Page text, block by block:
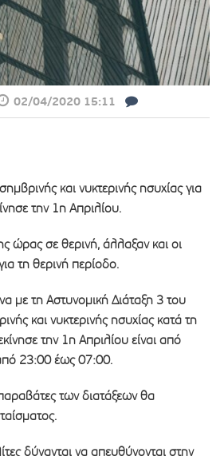
02/04/2020 15:11
και νυκτερινής ησυχίας για
την 1η Απριλίου.
ώρας σε θερινή, άλλαξαν και οι
τη θερινή περίοδο.
με τη Αστυνομική Διάταξη 3 του
και νυκτερινής ησυχίας κατά τη
την 1η Απριλίου είναι από
23:00 έως 07:00.
των διατάξεων θα
δύνανται να απευθύνονται στην